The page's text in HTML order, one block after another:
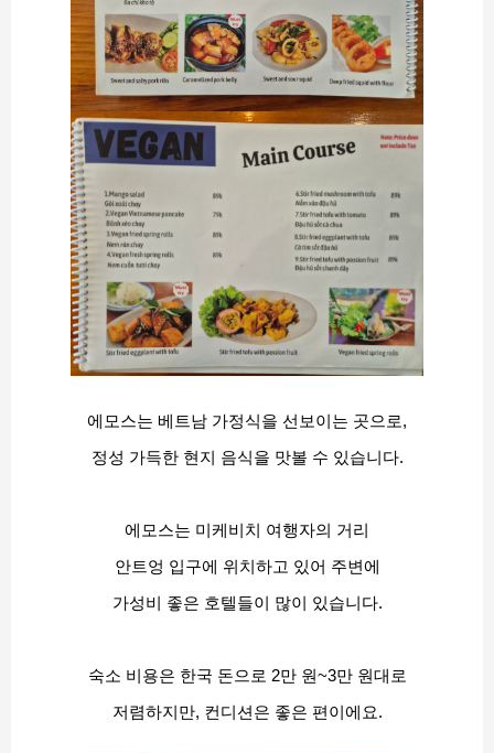
에모스는 베트남 가정식을 선보이는 곳으로,
정성 가득한 현지 음식을 맛볼 수 있습니다.
에모스는 미케비치 여행자의 거리
안트엉 입구에 위치하고 있어 주변에
가성비 좋은 호텔들이 많이 있습니다.
숙소 비용은 한국 돈으로 2만 원~3만 원대로
저렴하지만, 컨디션은 좋은 편이에요.